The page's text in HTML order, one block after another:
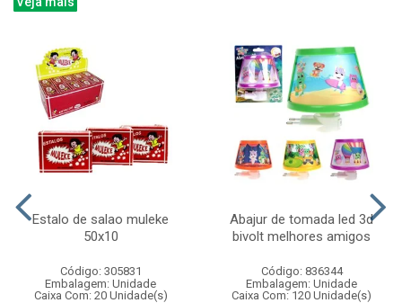
Estalo de salao muleke
50x10
Código: 305831
Embalagem: Unidade
Caixa Com: 20 Unidade(s)
Abajur de tomada led 3d
bivolt melhores amigos
Código: 836344
Embalagem: Unidade
Caixa Com: 120 Unidade(s)